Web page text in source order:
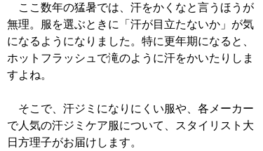
ここ数年の猛暑では、汗をかくなと言うほうが
無理。服を選ぶときに「汗が目立たないか」が気
になるようになりました。特に更年期になると、
ホットフラッシュで滝のように汗をかいたりしま
すよね。
そこで、汗ジミになりにくい服や、各メーカー
で人気の汗ジミケア服について、スタイリスト大
日方理子がお届けします。